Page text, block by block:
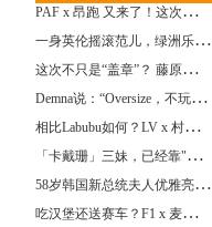
P
AF x 昂跑 又来了！这次的新鞋还有“机器人”？
一
身英伦摇滚范儿，绿洲乐队 x adidas 联名上线
这
次不只是“盖章”？ 藤原浩改造匡威 “开口笑”
D
emna说：“Oversize，不玩了”，Gucci的新变化，会从这里开始吗？
相
比Labubu如何？LV x 村上隆联名玩偶售价就要12万！
「
卡戴珊」三妹，已经靠"擦边"副业赚了6亿刀身家~
5
8岁韩国新总统夫人优雅亮相，白富美嫁穷小子34年，堪称最强贤内助！
吃
汉堡还送赛车？F1 x 麦当劳联名上线了！